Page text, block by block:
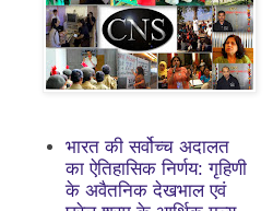
भारत की सर्वोच्च अदालत
का ऐतिहासिक निर्णय: गृहिणी
के अवैतनिक देखभाल एवं